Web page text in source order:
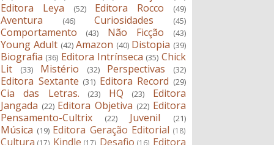
Editora Leya (52) Editora Rocco (49)
Aventura (46) Curiosidades (45)
Comportamento (43) Não Ficção (43)
Young Adult (42) Amazon (40) Distopia (39)
Biografia (36) Editora Intrínseca (35) Chick
Lit
(33) Mistério (32) Perspectivas (32)
Editora Sextante (31) Editora Record (29)
Cia das Letras. (23) HQ (23)
Editora
Jangada (22) Editora Objetiva (22) Editora
Pensamento-Cultrix
(22) Juvenil (21)
Música (19) Editora Geração Editorial (18)
Cultura (17) Kindle (17) Desafio (16) Editora